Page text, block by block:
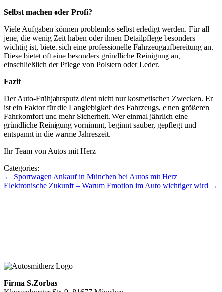
Selbst machen oder Profi?
Viele Aufgaben können problemlos selbst erledigt werden. Für all
jene, die wenig Zeit haben oder ihnen Detailpflege besonders
wichtig ist, bietet sich eine professionelle Fahrzeugaufbereitung an.
Diese bietet oft eine besonders gründliche Reinigung an,
einschließlich der Pflege von Polstern oder Leder.
Fazit
Der Auto-Frühjahrsputz dient nicht nur kosmetischen Zwecken. Er
ist ein Faktor für die Langlebigkeit des Fahrzeugs, einen größeren
Fahrkomfort und mehr Sicherheit. Wer einmal jährlich eine
gründliche Reinigung vornimmt, beginnt sauber, gepflegt und
entspannt in die warme Jahreszeit.
Ihr Team von Autos mit Herz
Categories:
Beitragsnavigation
← Sportwagen Ankauf in München bei Autos mit Herz
Elektronische Zukunft – Warum Emotion im Auto wichtiger wird →
Firma S.Zorbas